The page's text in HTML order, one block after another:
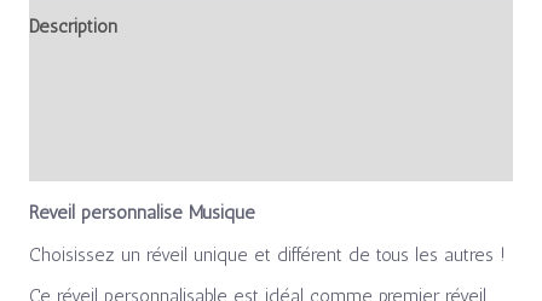
Description
Réveil personnalisé Musique
Choisissez un réveil unique et différent de tous les autres !
Ce réveil personnalisable est idéal comme premier réveil